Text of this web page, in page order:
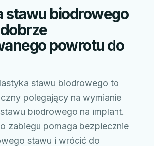
stawu biodrowego
powrotu do
stawu biodrowego to
polegający na wymianie
biodrowego na implant.
zabiegu pomaga bezpiecznie
stawu i wrócić do